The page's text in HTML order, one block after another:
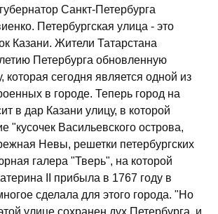
Санкт-Петербурга
Петербургская улица - это
Казани. Жители Татарстана
Петербурга обновленную
которая сегодня является одной из
в городе. Теперь город на
в дар Казани улицу, в которой
"кусочек Васильевского острова,
Невы, решетки петербургских
галера "Тверь", на которой
II прибыла в 1767 году в
сделала для этого города. "Но